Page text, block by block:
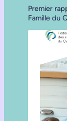
Premier
Famille du